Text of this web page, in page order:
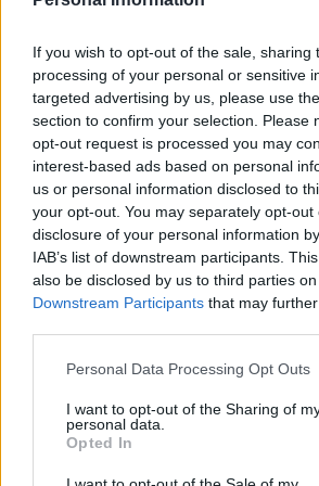
If you wish to opt-out of the sale, sharing
processing of your personal or sensitive
targeted advertising by us, please use
section to confirm your selection. Please
opt-out request is processed you may
interest-based ads based on personal
us or personal information disclosed to
your opt-out. You may separately opt-
disclosure of your personal information
IAB’s list of downstream participants.
also be disclosed by us to third parties
Downstream Participants that may
Personal Data Processing Opt Outs
I want to opt-out of the Sharing of
personal data.
Opted In
zapalenie pęcherza moczowego i
10 dni ,ciąża wykluczona
przedwczoraj 0,2 a na wizycie
usłyszałam tylko że on nic tu
endometrium bardzo cieniutkie
czy okres powinien przyjść w tym
to coś poważniejszego
pacjentki
olok
Tabletka dzień po
Cześć, 18.06.2026. Miałam
partnerem bez zabezpieczenia. Po
tabletkę Ellaone. Pierwszy
miesiączki to 25/26 maja.
okres. Aplikacja pokazuje że
niepłodne. Czy jest spora
POWIĄZANE
Tematy miesiączka antykoncepcja